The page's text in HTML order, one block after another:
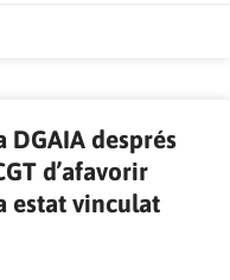
després
d’afavorir
estat vinculat